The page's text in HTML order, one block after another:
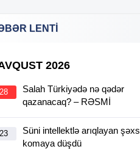
LENTİ
2026
Salah Türkiyədə nə qədər
qazanacaq? – RƏSMİ
Süni intellektlə arıqlayan şəxs
komaya düşdü